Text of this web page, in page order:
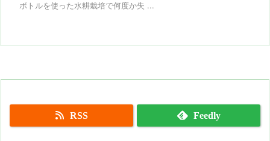
ボトルを使った水耕栽培で何度か失 ...
RSS Feedly